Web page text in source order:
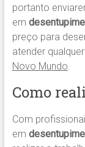
portanto
em
preço para
atender
Novo Mundo.
Como
Com
em